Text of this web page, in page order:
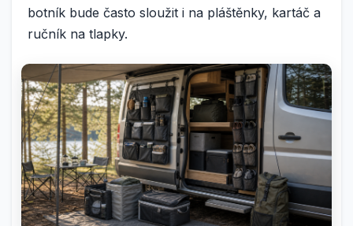
botník bude často sloužit i na pláštěnky, kartáč a
ručník na tlapky.